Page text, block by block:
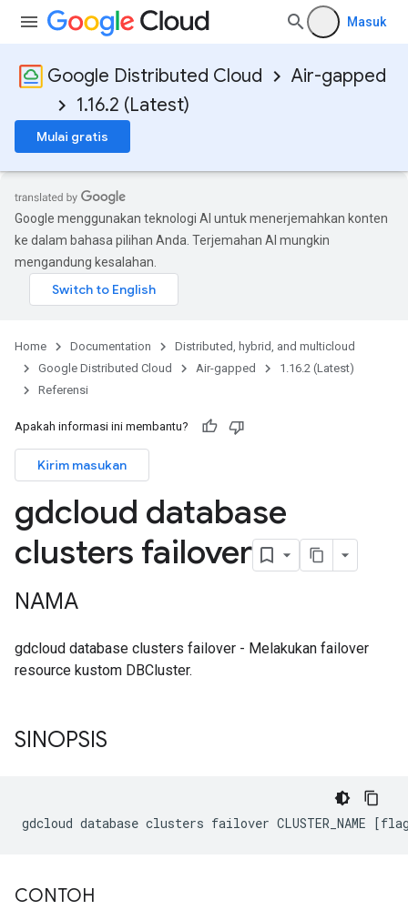
Masuk
Google Distributed Cloud
Air-gapped
1.16.2 (Latest)
Mulai gratis
Google menggunakan teknologi AI untuk menerjemahkan konten
ke dalam bahasa pilihan Anda. Terjemahan AI mungkin
mengandung kesalahan.
Home Documentation
Distributed, hybrid, and multicloud
Google Distributed Cloud
Air-gapped
1.16.2 (Latest)
Referensi
Apakah informasi ini membantu?
Kirim masukan
gdcloud database
clusters failover
NAMA
gdcloud database clusters failover - Melakukan failover
resource kustom DBCluster.
SINOPSIS
CONTOH